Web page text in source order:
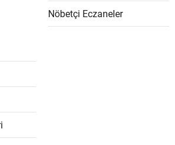
Nöbetçi Eczaneler